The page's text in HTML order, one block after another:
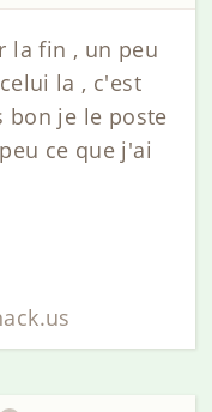
la fin , un peu
la , c'est
bon je le poste
ce que j'ai